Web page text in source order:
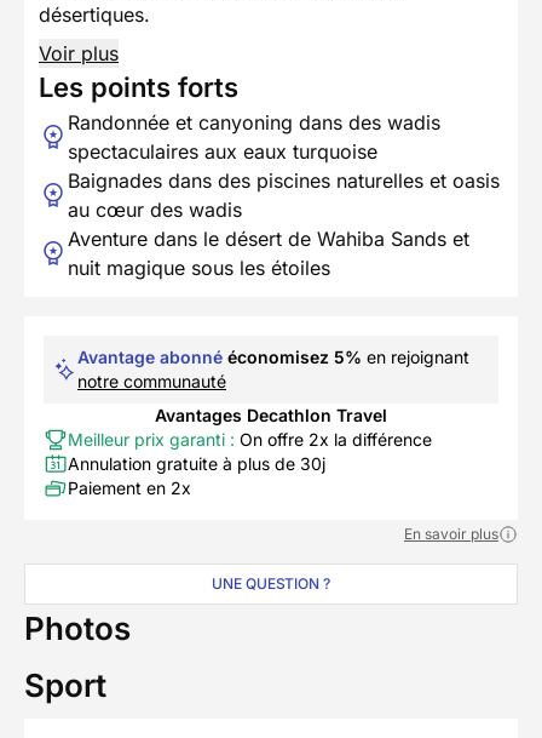
désertiques.
Voir plus
Les points forts
Randonnée et canyoning dans des wadis
spectaculaires aux eaux turquoise
Baignades dans des piscines naturelles et oasis
au cœur des wadis
Aventure dans le désert de Wahiba Sands et
nuit magique sous les étoiles
Avantage abonné économisez 5% en rejoignant
notre communauté
Avantages Decathlon Travel
Meilleur prix garanti : On offre 2x la différence
Annulation gratuite à plus de 30j
Paiement en 2x
En savoir plus
UNE QUESTION ?
Photos
Sport